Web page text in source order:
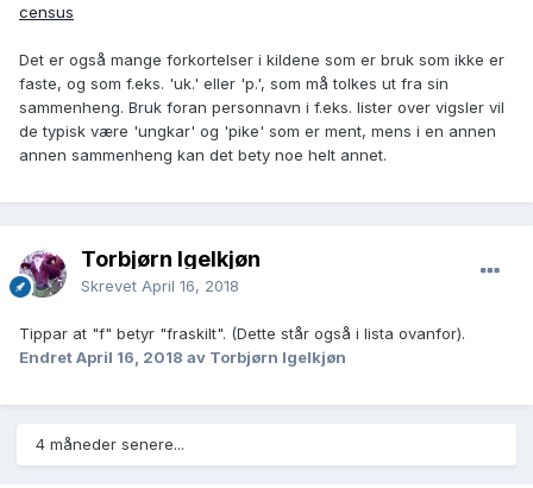
census
Det er også mange forkortelser i kildene som er bruk som ikke er
faste, og som f.eks. 'uk.' eller 'p.', som må tolkes ut fra sin
sammenheng. Bruk foran personnavn i f.eks. lister over vigsler vil
de typisk være 'ungkar' og 'pike' som er ment, mens i en annen
annen sammenheng kan det bety noe helt annet.
Torbjørn Igelkjøn
Skrevet April 16, 2018
Tippar at "f" betyr "fraskilt". (Dette står også i lista ovanfor).
EndretApril 16, 2018 av Torbjørn Igelkjøn
4 måneder senere...